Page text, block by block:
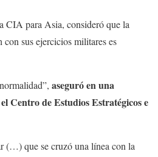
CIA para Asia, consideró que la
sus ejercicios militares es
aseguró en una
Centro de Estudios Estratégicos e
(…) que se cruzó una línea con la